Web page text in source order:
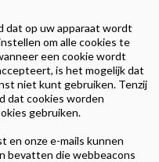
dat op uw apparaat wordt
om alle cookies te
een cookie wordt
is het mogelijk dat
niet kunt gebruiken. Tenzij
dat cookies worden
gebruiken.
en onze e-mails kunnen
bevatten die webbeacons